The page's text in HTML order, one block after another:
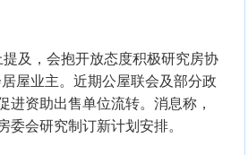
及，会抱开放态度积极研究房协
屋业主。近期公屋联会及部分政
资助出售单位流转。消息称，
委会研究制订新计划安排。